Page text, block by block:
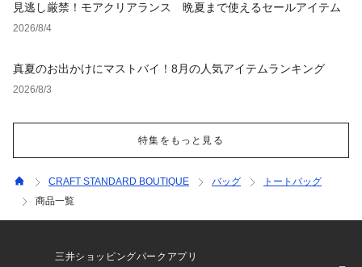
見逃し厳禁！モアクリアランス 晩夏まで使えるセールアイテム
2026/8/4
真夏のお出かけにマストバイ！8月の人気アイテムランキング
2026/8/3
特集をもっと見る
CRAFT STANDARD BOUTIQUE バッグ
トートバッグ
商品一覧
三井ショッピングパークアプリ